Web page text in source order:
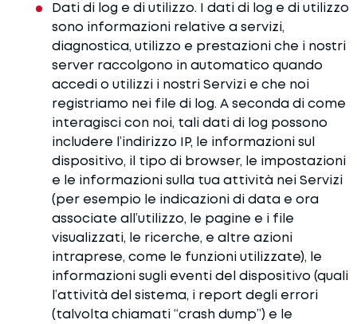
Dati di log e di utilizzo. I dati di log e di utilizzo
sono informazioni relative a servizi,
diagnostica, utilizzo e prestazioni che i nostri
server raccolgono in automatico quando
accedi o utilizzi i nostri Servizi e che noi
registriamo nei file di log. A seconda di come
interagisci con noi, tali dati di log possono
includere l’indirizzo IP, le informazioni sul
dispositivo, il tipo di browser, le impostazioni
e le informazioni sulla tua attività nei Servizi
(per esempio le indicazioni di data e ora
associate all’utilizzo, le pagine e i file
visualizzati, le ricerche, e altre azioni
intraprese, come le funzioni utilizzate), le
informazioni sugli eventi del dispositivo (quali
l’attività del sistema, i report degli errori
(talvolta chiamati “crash dump”) e le